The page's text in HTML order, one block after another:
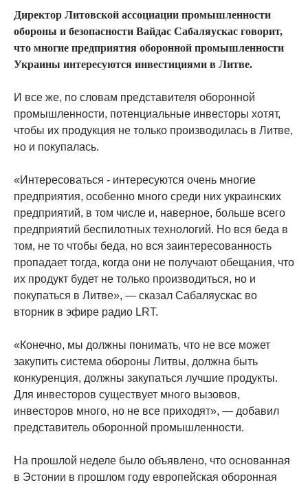
Директор Литовской ассоциации промышленности
обороны и безопасности Вайдас Сабаляускас говорит,
что многие предприятия оборонной промышленности
Украины интересуются инвестициями в Литве.
И все же, по словам представителя оборонной
промышленности, потенциальные инвесторы хотят,
чтобы их продукция не только производилась в Литве,
но и покупалась.
«Интересоваться - интересуются очень многие
предприятия, особенно много среди них украинских
предприятий, в том числе и, наверное, больше всего
предприятий беспилотных технологий. Но вся беда в
том, не то чтобы беда, но вся заинтересованность
пропадает тогда, когда они не получают обещания, что
их продукт будет не только производиться, но и
покупаться в Литве», — сказал Сабаляускас во
вторник в эфире радио LRT.
«Конечно, мы должны понимать, что не все может
закупить система обороны Литвы, должна быть
конкуренция, должны закупаться лучшие продукты.
Для инвесторов существует много вызовов,
инвесторов много, но не все приходят», — добавил
представитель оборонной промышленности.
На прошлой неделе было объявлено, что основанная
в Эстонии в прошлом году европейская оборонная